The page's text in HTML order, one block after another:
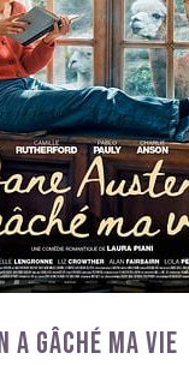
a gâché ma vie